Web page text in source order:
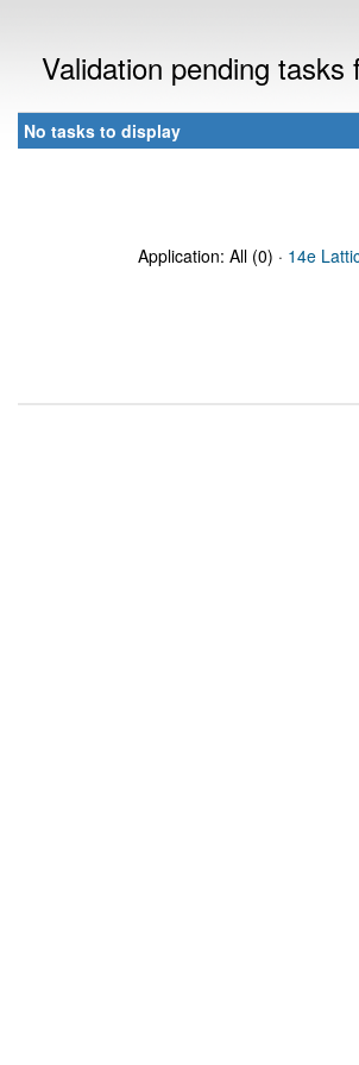
Validation pending
No tasks to display
Application: All (0) · 14e